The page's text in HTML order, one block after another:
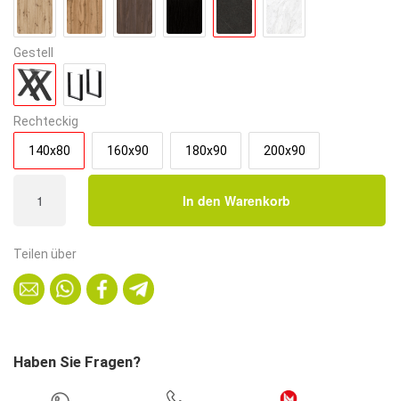
179,90€.
Gestell
Rechteckig
140x80 160x90 180x90 200x90
Esstisch
cm
Marmor
Dunkel
Gestell
In den Warenkorb
Teilen über
Haben Sie Fragen?